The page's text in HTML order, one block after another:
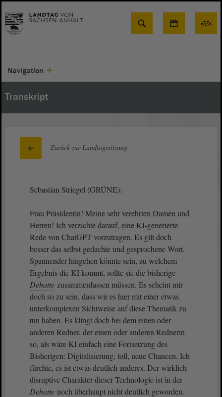
Suche
Navigation
Transkript
Zurück zur Landtagssitzung
Sebastian Striegel (GRÜNE):
Frau Präsidentin! Meine sehr verehrten Damen und
Herren! Ich verzichte darauf, eine KI-generierte
Rede von ChatGPT vorzutragen. Es gilt doch
besser das selbst gedachte und gesprochene Wort.
Spannender hingehen könnte sein, zu welchem
Ergebnis die KI kommt, sollte sie die bisherige
Debatte zusammenfassen müssen. Es scheint mir
doch so zu sein, dass wir es hier mit einer etwas
unterkomplexen Sichtweise auf diese Thematik zu
tun haben. Es klingt doch bei dem einen oder
anderen Redner, der einen oder anderen Rednerin
so, als wäre KI einfach eine Fortsetzung des
Bisherigen: Digitalisierung, toll, neue Chancen. Ich
fürchte, es ist etwas deutlich anderes. Der wirklich
disruptive Charakter dieser Technologie ist in der
Debatte noch überhaupt nicht deutlich geworden.